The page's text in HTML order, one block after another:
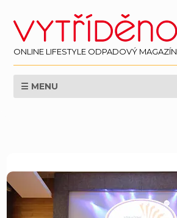
ONLINE LIFESTYLE ODPADOVÝ MAGAZÍN
☰ MENU
LIFESTYLE
VĚDA